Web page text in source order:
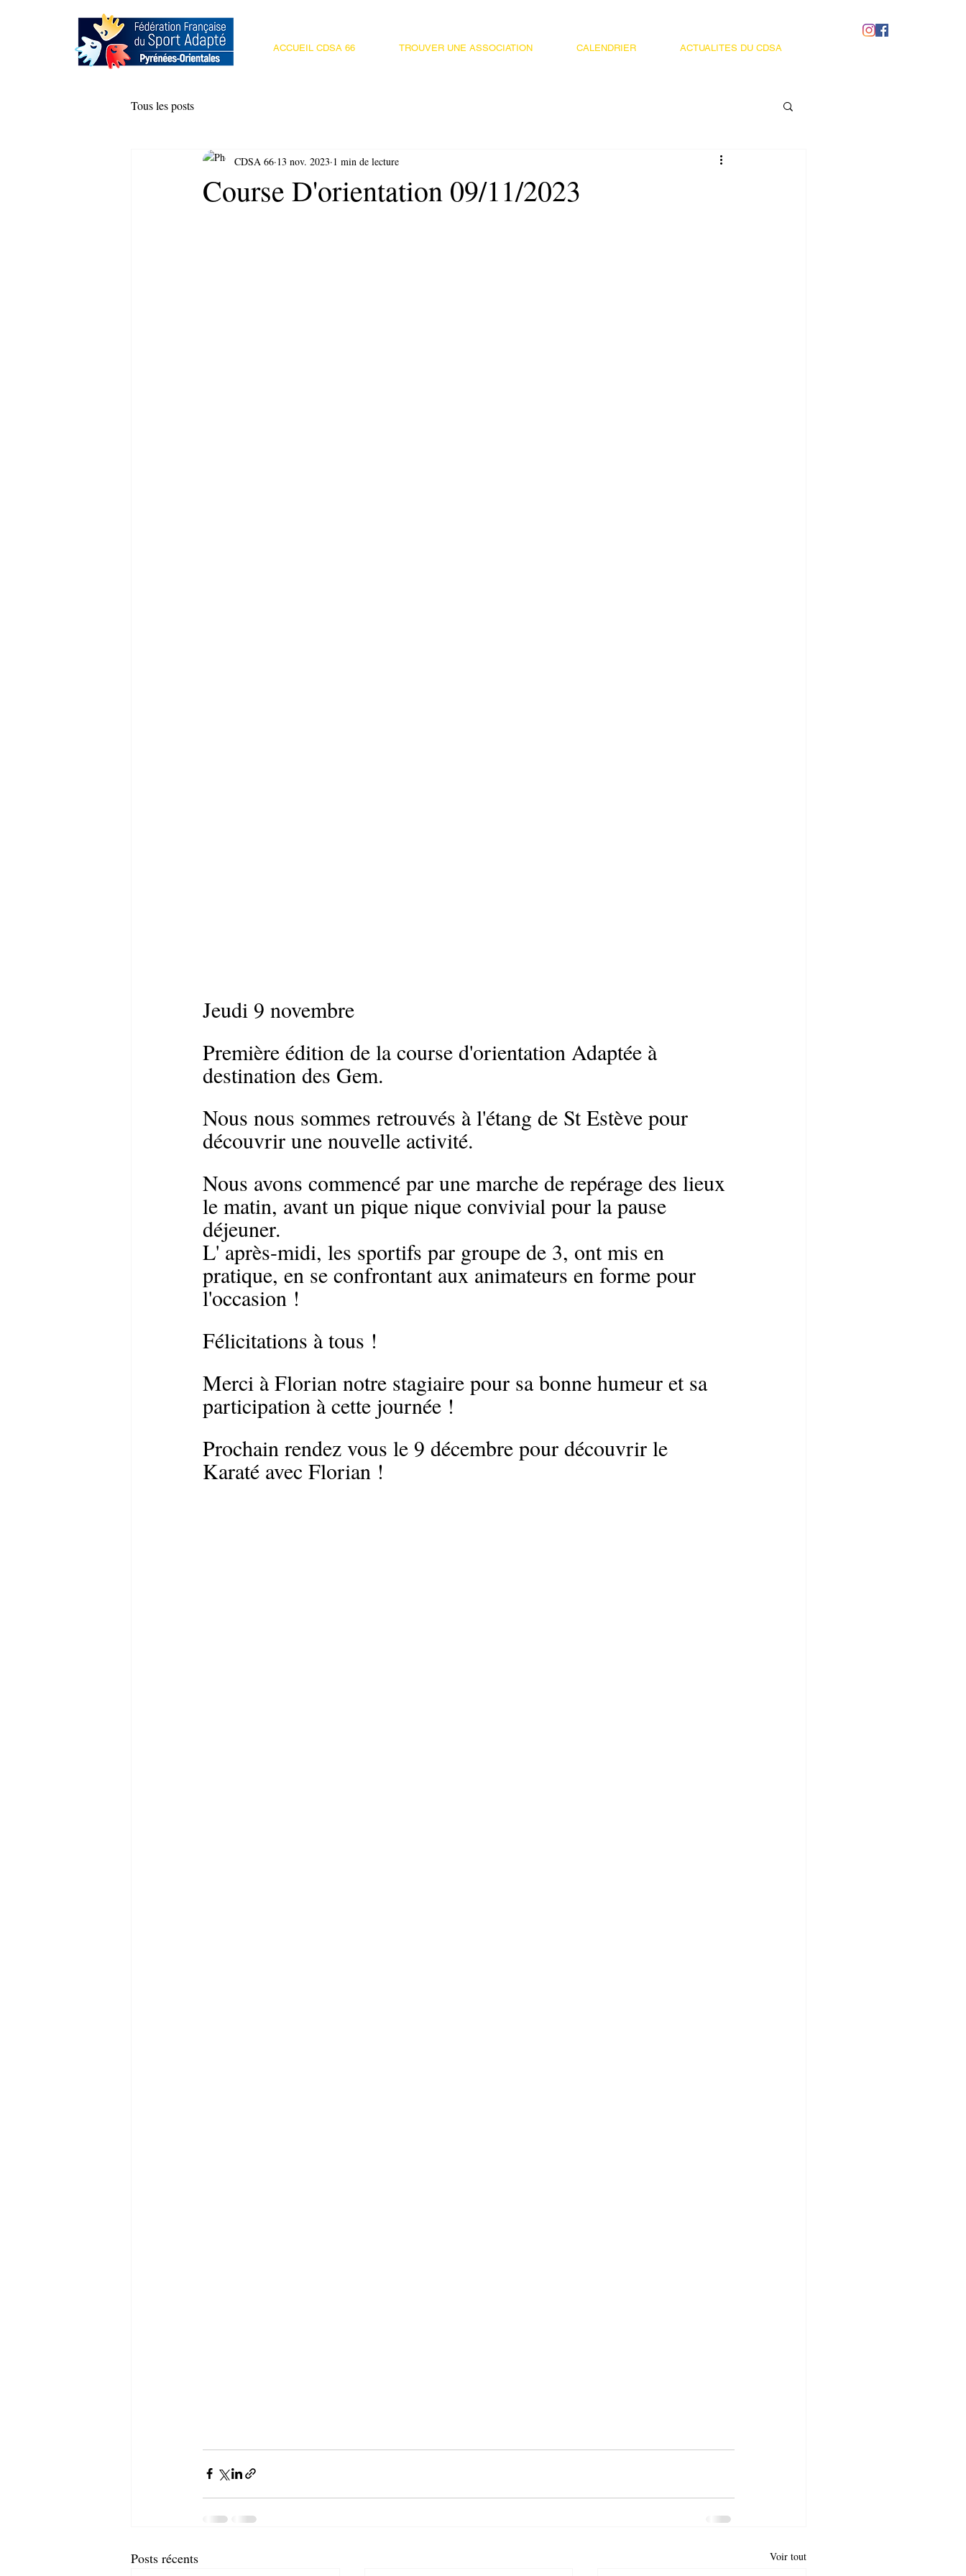
ACCUEIL CDSA 66 TROUVER UNE ASSOCIATION CALENDRIER ACTUALITES DU CDSA
Tous les posts
Course D'orientation 09/11/2023
CDSA 66 13 nov. 2023 1 min de lecture
Jeudi 9 novembre
Première édition de la course d'orientation Adaptée à
destination des Gem.
Nous nous sommes retrouvés à l'étang de St Estève pour
découvrir une nouvelle activité.
Nous avons commencé par une marche de repérage des lieux
le matin, avant un pique nique convivial pour la pause
déjeuner.
L' après-midi, les sportifs par groupe de 3, ont mis en
pratique, en se confrontant aux animateurs en forme pour
l'occasion !
Félicitations à tous !
Merci à Florian notre stagiaire pour sa bonne humeur et sa
participation à cette journée !
Prochain rendez vous le 9 décembre pour découvrir le
Karaté avec Florian !
Posts récents Voir tout